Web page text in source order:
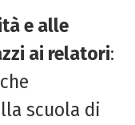
e alle
ai relatori:
scuola di